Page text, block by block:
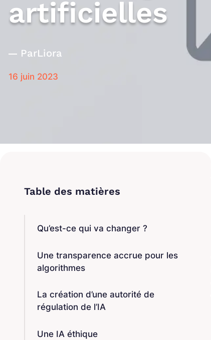
artificielles
ParLiora
16 juin 2023
Qu’est-ce qui va changer ?
Une transparence accrue pour les
algorithmes
La création d’une autorité de
régulation de l’IA
Une IA éthique